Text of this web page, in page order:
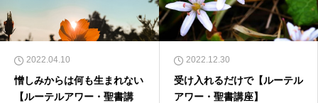
2022.04.10
憎しみからは何も生まれない
【ルーテルアワー・聖書講
2022.12.30
受け入れるだけで【ルーテル
アワー・聖書講座】